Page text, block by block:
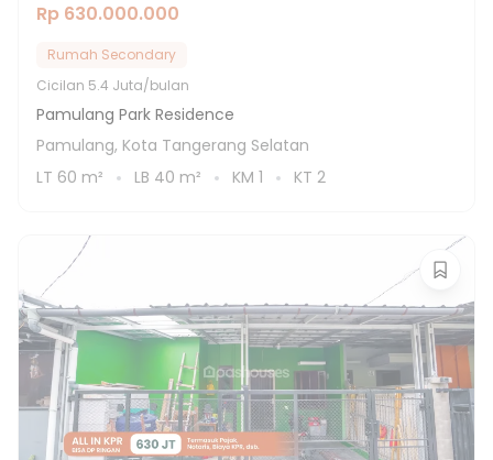
Rp 630.000.000
Rumah Secondary
Cicilan 5.4 Juta/bulan
Pamulang Park Residence
Pamulang, Kota Tangerang Selatan
LT 60 m² LB 40 m² KM 1 KT 2